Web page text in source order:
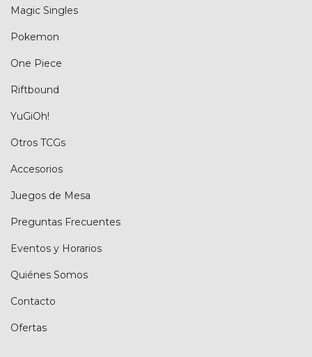
Magic Singles
Pokemon
One Piece
Riftbound
YuGiOh!
Otros TCGs
Accesorios
Juegos de Mesa
Preguntas Frecuentes
Eventos y Horarios
Quiénes Somos
Contacto
Ofertas